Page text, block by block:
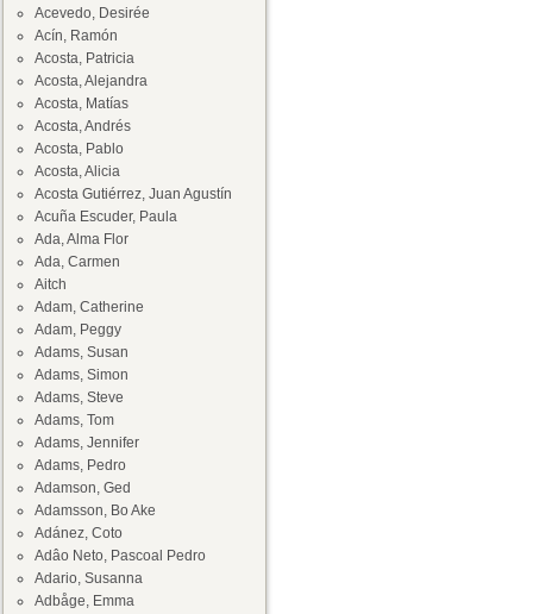
Acevedo, Desirée
Acín, Ramón
Acosta, Patricia
Acosta, Alejandra
Acosta, Matías
Acosta, Andrés
Acosta, Pablo
Acosta, Alicia
Acosta Gutiérrez, Juan Agustín
Acuña Escuder, Paula
Ada, Alma Flor
Ada, Carmen
Aitch
Adam, Catherine
Adam, Peggy
Adams, Susan
Adams, Simon
Adams, Steve
Adams, Tom
Adams, Jennifer
Adams, Pedro
Adamson, Ged
Adamsson, Bo Ake
Adánez, Coto
Adâo Neto, Pascoal Pedro
Adario, Susanna
Adbåge, Emma